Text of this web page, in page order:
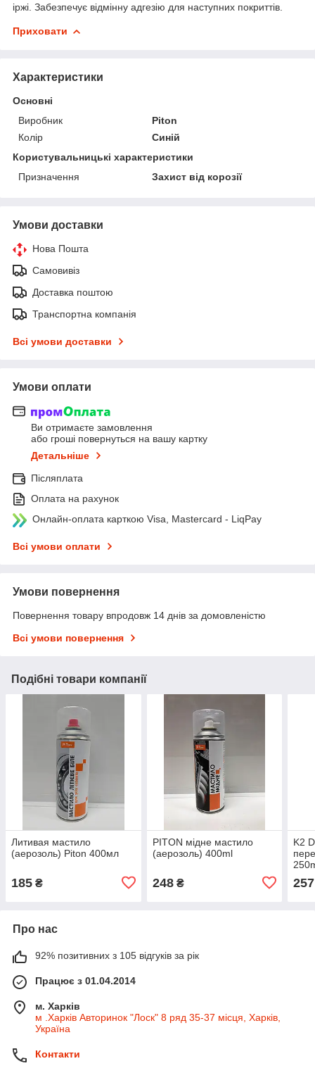
іржі. Забезпечує відмінну адгезію для наступних покриттів.
Приховати
Характеристики
Основні
Виробник
Piton
Колір
Синій
Користувальницькі характеристики
Призначення
Захист від корозії
Умови доставки
Нова Пошта
Самовивіз
Доставка поштою
Транспортна компанія
Всі умови доставки
Умови оплати
Ви отримаєте замовлення
або гроші повернуться на вашу картку
Детальніше
Післяплата
Оплата на рахунок
Онлайн-оплата карткою Visa, Mastercard - LiqPay
Всі умови оплати
Умови повернення
Повернення товару впродовж 14 днів за домовленістю
Всі умови повернення
Подібні товари компанії
Литивая мастило
(аерозоль) Piton 400мл
185 ₴
PITON мідне мастило
(аерозоль) 400ml
248₴
K2
257
Про нас
92% позитивних з 105 відгуків за рік
Працює з 01.04.2014
м. Харків
м .Харків Авторинок "Лоск" 8 ряд 35-37 місця, Харків,
Україна
Контакти